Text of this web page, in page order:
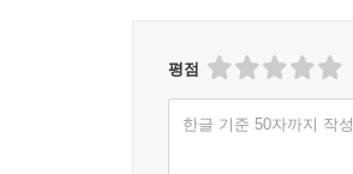
평점
한글 기준 50자까지 작